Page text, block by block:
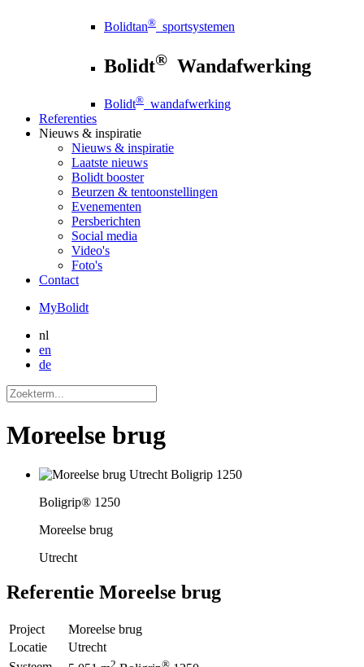
Bolidtan® sportsystemen
Bolidt® Wandafwerking
Bolidt® wandafwerking
Referenties
Nieuws & inspiratie
Nieuws & inspiratie
Laatste nieuws
Bolidt booster
Beurzen & tentoonstellingen
Evenementen
Persberichten
Social media
Video's
Foto's
Contact
MyBolidt
nl
en
de
Moreelse brug
Boligrip® 1250
Moreelse brug
Utrecht
Referentie Moreelse brug
Project
Moreelse brug
Locatie
Utrecht
2 ®